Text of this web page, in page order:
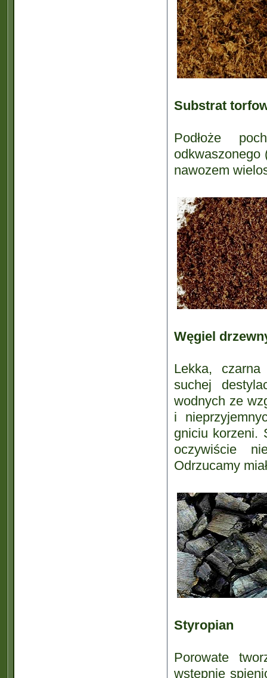
Substrat
Podłoże
odkwaszonego
nawozem
Węgiel
Lekka,
suchej
wodnych ze
i
gniciu korzeni.
oczywiście
Odrzucamy
Styropian
Porowate
wstępnie